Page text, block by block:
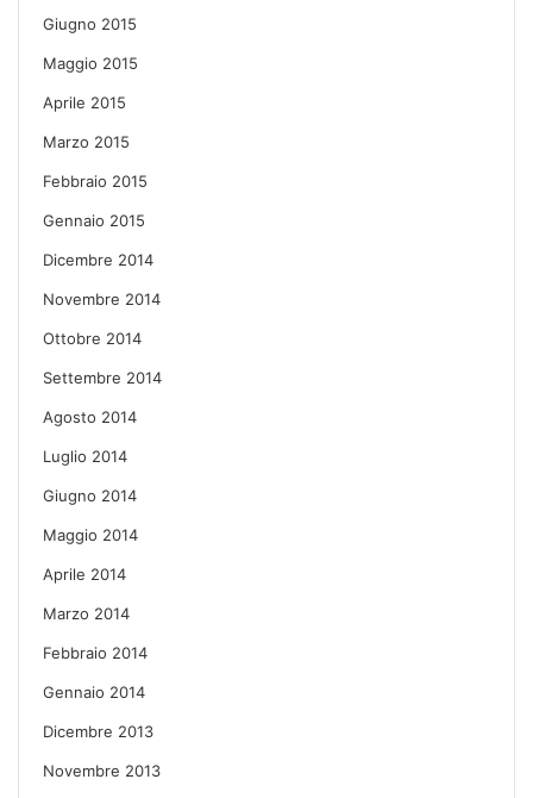
Giugno 2015
Maggio 2015
Aprile 2015
Marzo 2015
Febbraio 2015
Gennaio 2015
Dicembre 2014
Novembre 2014
Ottobre 2014
Settembre 2014
Agosto 2014
Luglio 2014
Giugno 2014
Maggio 2014
Aprile 2014
Marzo 2014
Febbraio 2014
Gennaio 2014
Dicembre 2013
Novembre 2013